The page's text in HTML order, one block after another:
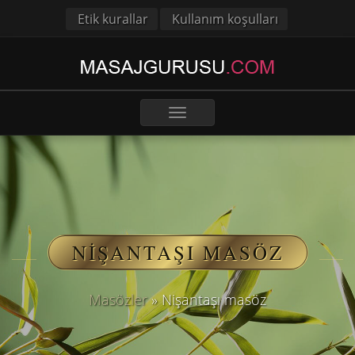
Etik kurallar Kullanım koşulları
Toggle
navigation
NIŞANTAŞI MASÖZ
Masözler»Nişantaşı masöz